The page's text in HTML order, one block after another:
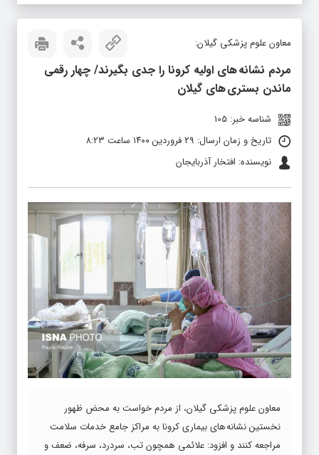
معاون علوم پزشکی گیلان:
مردم نشانه های اولیه کرونا را جدی بگیرند/ چهار رقمی
ماندن بستری های گیلان
شناسه خبر: 105
تاریخ و زمان ارسال: ۲۹ فروردین ۱۴۰۰ ساعت ۸:۲۳
نویسنده: افتخار آذربایجان
معاون علوم پزشکی گیلان، از مردم خواست به محض ظهور
نخستین نشانه های بیماری کرونا به مراکز جامع خدمات سلامت
مراجعه کنند و افزود: علائمی همچون تب، سردرد، سرفه، ضعف و